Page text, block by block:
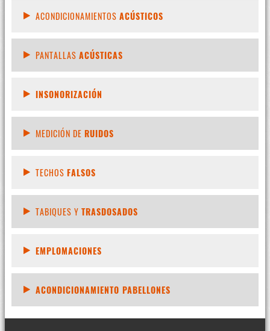
ACONDICIONAMIENTOS ACÚSTICOS
PANTALLAS ACÚSTICAS
INSONORIZACIÓN
MEDICIÓN DE RUIDOS
TECHOS FALSOS
TABIQUES Y TRASDOSADOS
EMPLOMACIONES
ACONDICIONAMIENTO PABELLONES